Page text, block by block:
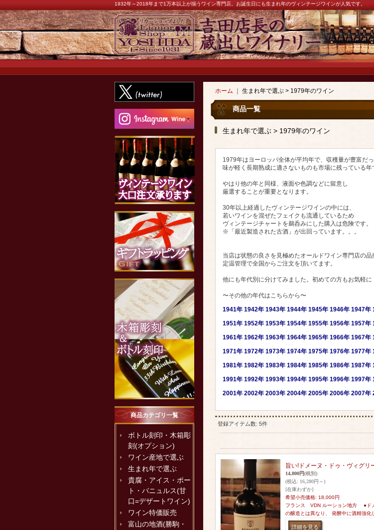
1932年～2018年まで1万本以上が揃うワイン専門店。お誕生日にも生まれ年のヴィンテージワインが人気です。
商品カテゴリ一覧
ボトル刻印・木箱彫
刻(オプション)
ワイン産地で選ぶ
生まれ年で選ぶ
貴腐・アイス・ポー
ト・バニュルス(甘
口=デザートワイン)
ワイン特価販売
富山の地酒(勝駒・
ホーム 生まれ年で選ぶ > 1979年のワイン
商品一覧
生まれ年で選ぶ > 1979年のワイン
1979年はヨーロッパ全体が平均年で、収穫量が豊富だ
味が軽く長期熟成に適さないものも市場に残っている年
やはり他の年と同様、液面や色調などに留意し
厳選することが重要となります。
30年以上経過したヴィンテージワインの中には、
若いワインを混ぜたフェイクも流通しているため
ヴィンテージチャートを鵜呑みにした購入は危険です。
※「最近製造された古酒」が出回っています。。。
当店は状態の良さを見極めたオールドワイン専門店の品
定温管理で全国からご注文を頂いてます。
他にも年代別に分けてみました。初めての方もお気軽に
〜その他の年代はこちらから〜
1941年 1942年 1943年 1944年 1945年 1946年 1947年
1951年 1952年 1953年 1954年 1955年 1956年 1957年
1961年 1962年 1963年 1964年 1965年 1966年 1967年
1971年 1972年 1973年 1974年 1975年 1976年 1977年
1981年 1982年 1983年 1984年 1985年 1986年 1987年
1991年 1992年 1993年 1994年 1995年 1996年 1997年
2001年 2002年 2003年 2004年 2005年 2006年 2007年
登録アイテム数: 5件
旨い!ドメーヌ・ドゥ・ヴィグリ
14,800円(税別)
(税込: 16,280円～)
[在庫わずか]
希望小売価格: 18,000円
フランス VDN ルーション地方 ●ド
の醸造とは異なり、 発酵中に酒精強